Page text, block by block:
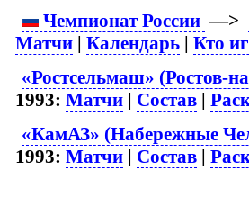
Чемпионат России —>
Матчи |Календарь |Кто
«Ростсельмаш» (Ростов-
1993:Матчи | Состав |
«КамАЗ» (Набережные
1993:Матчи | Состав |